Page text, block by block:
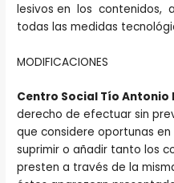
lesivos en los contenidos,
todas las medidas
MODIFICACIONES
Centro Social Tío
derecho de efectuar sin
que considere oportunas
suprimir o añadir tanto los
presten a través de la